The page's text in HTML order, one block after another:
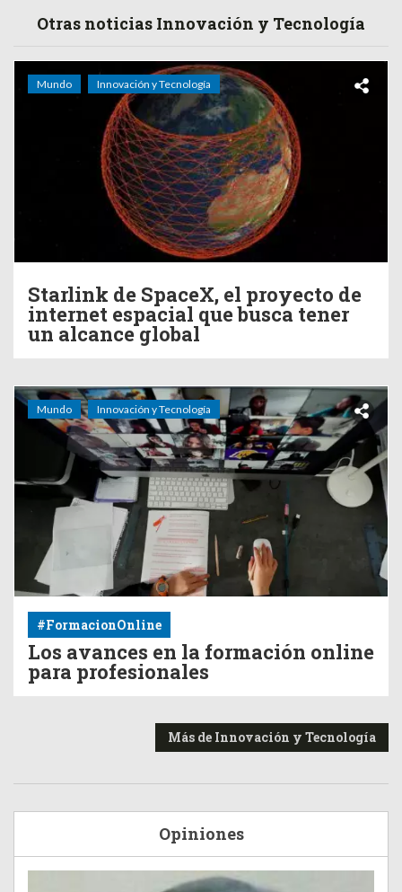
Otras noticias Innovación y Tecnología
Mundo Innovación y Tecnología
Starlink de SpaceX, el proyecto de
internet espacial que busca tener
un alcance global
Mundo Innovación y Tecnología
#FormacionOnline
Los avances en la formación online
para profesionales
Más de Innovación y Tecnología
Opiniones